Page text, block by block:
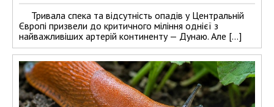
Тривала спека та відсутність опадів у Центральній
Європі призвели до критичного міління однієї з
найважливіших артерій континенту — Дунаю. Але […]